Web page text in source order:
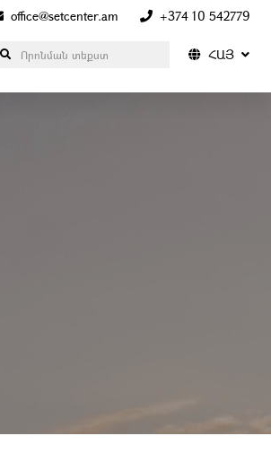
office@setcenter.am +374 10 542779
ՀԱՅ